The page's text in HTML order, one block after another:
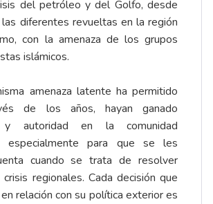
del petróleo y del Golfo, desde
diferentes revueltas en la región
con la amenaza de los grupos
islámicos.
amenaza latente ha permitido
de los años, hayan ganado
y autoridad en la comunidad
especialmente para que se les
cuando se trata de resolver
regionales. Cada decisión que
relación con su política exterior es